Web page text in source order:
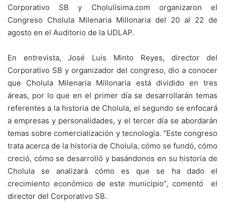
Corporativo SB y Cholulísima.com organizaron el
Congreso Cholula Milenaria Millonaria del 20 al 22 de
agosto en el Auditorio de la UDLAP.
En entrevista, José Luis Minto Reyes, director del
Corporativo SB y organizador del congreso, dio a conocer
que Cholula Milenaria Millonaria está dividido en tres
áreas, por lo que en el primer día se desarrollarán temas
referentes a la historia de Cholula, el segundo se enfocará
a empresas y personalidades, y el tercer día se abordarán
temas sobre comercialización y tecnología. “Este congreso
trata acerca de la historia de Cholula, cómo se fundó, cómo
creció, cómo se desarrolló y basándonos en su historia de
Cholula se analizará cómo es que se ha dado el
crecimiento económico de este municipio”, comentó el
director del Corporativo SB.